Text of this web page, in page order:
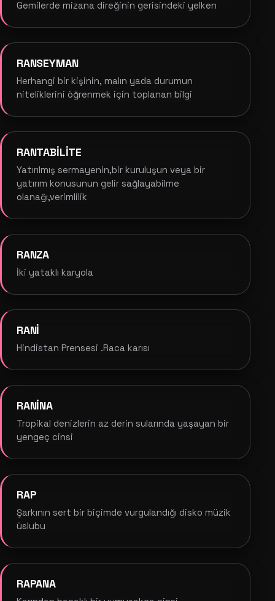
Gemilerde mizana direğinin gerisindeki yelken
RANSEYMAN
Herhangi bir kişinin, malın yada durumun
niteliklerini öğrenmek için toplanan bilgi
RANTABİLİTE
Yatırılmış sermayenin,bir kuruluşun veya bir
yatırım konusunun gelir sağlayabilme
olanağı,verimlilik
RANZA
İki yataklı karyola
RANİ
Hindistan Prensesi .Raca karısı
RANİNA
Tropikal denizlerin az derin sularında yaşayan bir
yengeç cinsi
RAP
Şarkının sert bir biçimde vurgulandığı disko müzik
üslubu
RAPANA